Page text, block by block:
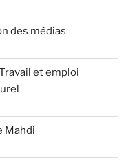
des médias
et emploi
Mahdi